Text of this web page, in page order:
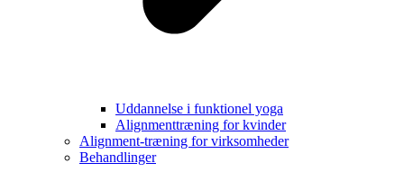
Uddannelse i funktionel yoga
Alignmenttræning for kvinder
Alignment-træning for virksomheder
Behandlinger